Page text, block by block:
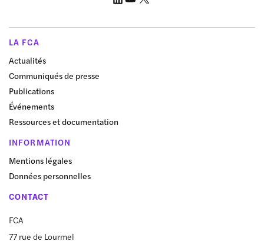
LA FCA
Actualités
Communiqués de presse
Publications
Événements
Ressources et documentation
INFORMATION
Mentions légales
Données personnelles
CONTACT
FCA
77 rue de Lourmel